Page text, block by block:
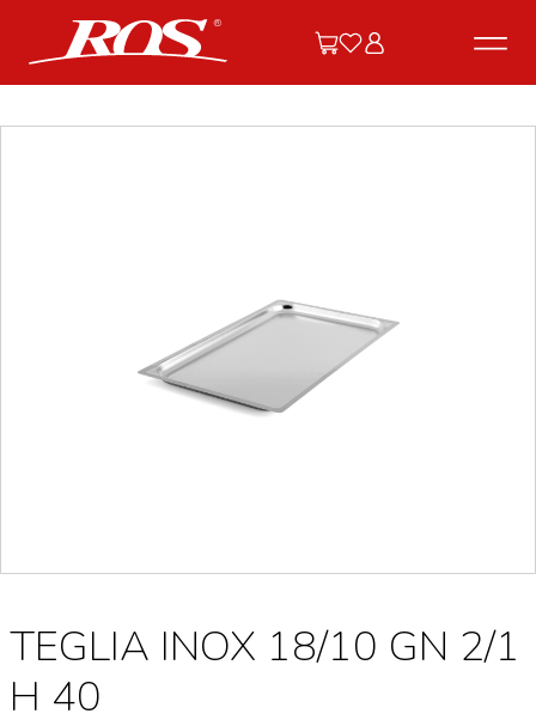
TEGLIA INOX 18/10 GN 2/1
H 40